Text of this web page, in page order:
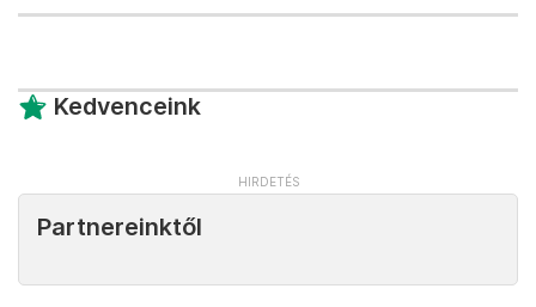
Kedvenceink
Partnereinktől